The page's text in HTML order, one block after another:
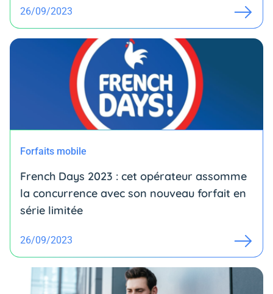
26/09/2023
Forfaits mobile
French Days 2023 : cet opérateur assomme
la concurrence avec son nouveau forfait en
série limitée
26/09/2023